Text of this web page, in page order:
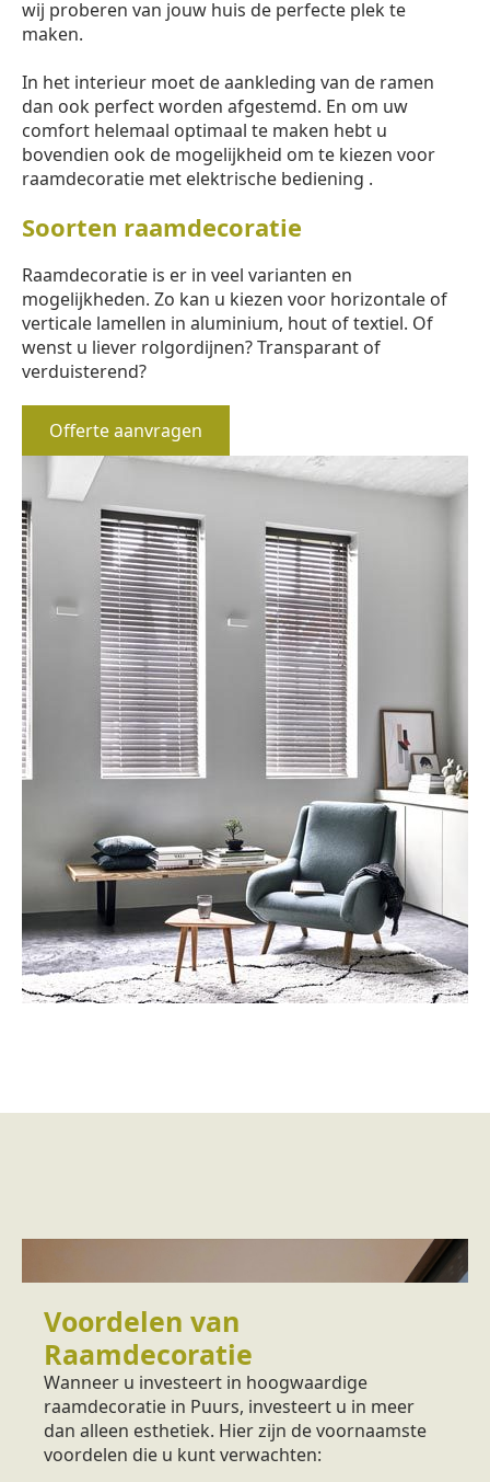
wij proberen van jouw huis de perfecte plek te
maken.
In het interieur moet de aankleding van de ramen
dan ook perfect worden afgestemd. En om uw
comfort helemaal optimaal te maken hebt u
bovendien ook de mogelijkheid om te kiezen voor
raamdecoratie met elektrische bediening .
Soorten raamdecoratie
Raamdecoratie is er in veel varianten en
mogelijkheden. Zo kan u kiezen voor horizontale of
verticale lamellen in aluminium, hout of textiel. Of
wenst u liever rolgordijnen? Transparant of
verduisterend?
Offerte aanvragen
Voordelen van
Raamdecoratie
Wanneer u investeert in hoogwaardige
raamdecoratie in Puurs, investeert u in meer
dan alleen esthetiek. Hier zijn de voornaamste
voordelen die u kunt verwachten: